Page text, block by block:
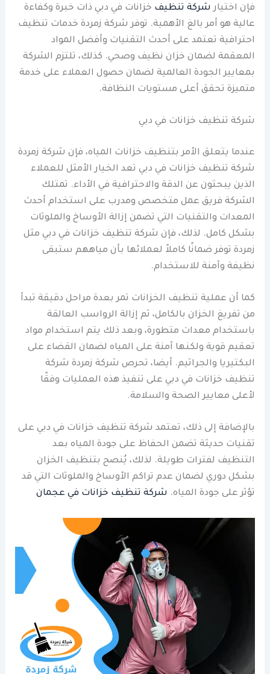
فإن اختيار شركة تنظيف خزانات في دبي ذات خبرة وكفاءة
عالية هو أمر بالغ الأهمية. توفر شركة زمردة خدمات تنظيف
احترافية تعتمد على أحدث التقنيات وأفضل المواد
المعقمة لضمان خزان نظيف وصحي. كذلك، تلتزم الشركة
بمعايير الجودة العالمية لضمان حصول العملاء على خدمة
متميزة تحقق أعلى مستويات النظافة.
شركة تنظيف خزانات في دبي
عندما يتعلق الأمر بتنظيف خزانات المياه، فإن شركة زمردة
شركة تنظيف خزانات في دبي تعد الخيار الأمثل للعملاء
الذين يبحثون عن الدقة والاحترافية في الأداء. تمتلك
الشركة فريق عمل متخصص ومدرب على استخدام أحدث
المعدات والتقنيات التي تضمن إزالة الأوساخ والملوثات
بشكل كامل. لذلك، فإن شركة تنظيف خزانات في دبي مثل
زمردة توفر ضمانًا كاملاً لعملائها بأن مياههم ستبقى
نظيفة وآمنة للاستخدام.
كما أن عملية تنظيف الخزانات تمر بعدة مراحل دقيقة تبدأ
من تفريغ الخزان بالكامل، ثم إزالة الرواسب العالقة
باستخدام معدات متطورة، وبعد ذلك يتم استخدام مواد
تعقيم قوية ولكنها آمنة على المياه لضمان القضاء على
البكتيريا والجراثيم. أيضا، تحرص شركة زمردة شركة
تنظيف خزانات في دبي على تنفيذ هذه العمليات وفقًا
لأعلى معايير الصحة والسلامة.
بالإضافة إلى ذلك، تعتمد شركة تنظيف خزانات في دبي على
تقنيات حديثة تضمن الحفاظ على جودة المياه بعد
التنظيف لفترات طويلة. لذلك، يُنصح بتنظيف الخزان
بشكل دوري لضمان عدم تراكم الأوساخ والملوثات التي قد
تؤثر على جودة المياه. شركة تنظيف خزانات في عجمان